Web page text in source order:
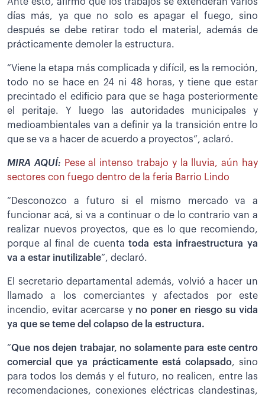
días más, ya que no solo es apagar el fuego, sino
después se debe retirar todo el material, además de
prácticamente demoler la estructura.
“Viene la etapa más complicada y difícil, es la remoción,
todo no se hace en 24 ni 48 horas, y tiene que estar
precintado el edificio para que se haga posteriormente
el peritaje. Y luego las autoridades municipales y
medioambientales van a definir ya la transición entre lo
que se va a hacer de acuerdo a proyectos”, aclaró.
MIRA AQUÍ: Pese al intenso trabajo y la lluvia, aún hay
sectores con fuego dentro de la feria Barrio Lindo
“Desconozco a futuro si el mismo mercado va a
funcionar acá, si va a continuar o de lo contrario van a
realizar nuevos proyectos, que es lo que recomiendo,
porque al final de cuentatoda esta infraestructura ya
va a estar inutilizable”, declaró.
El secretario departamental además, volvió a hacer un
llamado a los comerciantes y afectados por este
incendio, evitar acercarse y no poner en riesgo su vida
ya que se teme del colapso de la estructura.
“Que nos dejen trabajar, no solamente para este centro
comercial que ya prácticamente está colapsado, sino
para todos los demás y el futuro, no realicen, entre las
recomendaciones, conexiones eléctricas clandestinas,